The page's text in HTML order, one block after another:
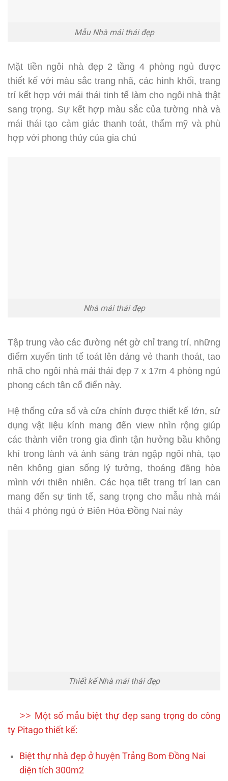
Mẫu Nhà mái thái đẹp
Mặt tiền ngôi nhà đẹp 2 tầng 4 phòng ngủ được
thiết kế với màu sắc trang nhã, các hình khối, trang
trí kết hợp với mái thái tinh tế làm cho ngôi nhà thật
sang trọng. Sự kết hợp màu sắc của tường nhà và
mái thái tạo cảm giác thanh toát, thẩm mỹ và phù
hợp với phong thủy của gia chủ
Nhà mái thái đẹp
Tập trung vào các đường nét gờ chỉ trang trí, những
điểm xuyến tinh tế toát lên dáng vẻ thanh thoát, tao
nhã cho ngôi nhà mái thái đẹp 7 x 17m 4 phòng ngủ
phong cách tân cổ điển này.
Hệ thống cửa sổ và cửa chính được thiết kế lớn, sử
dụng vật liệu kính mang đến view nhìn rộng giúp
các thành viên trong gia đình tận hưởng bầu không
khí trong lành và ánh sáng tràn ngập ngôi nhà, tạo
nên không gian sống lý tưởng, thoáng đãng hòa
mình với thiên nhiên. Các họa tiết trang trí lan can
mang đến sự tinh tế, sang trọng cho mẫu nhà mái
thái 4 phòng ngủ ở Biên Hòa Đồng Nai này
Thiết kế Nhà mái thái đẹp
>> Một số mẫu biệt thự đẹp sang trọng do công
ty Pitago thiết kế:
Biệt thự nhà đẹp ở huyện Trảng Bom Đồng Nai
diện tích 300m2